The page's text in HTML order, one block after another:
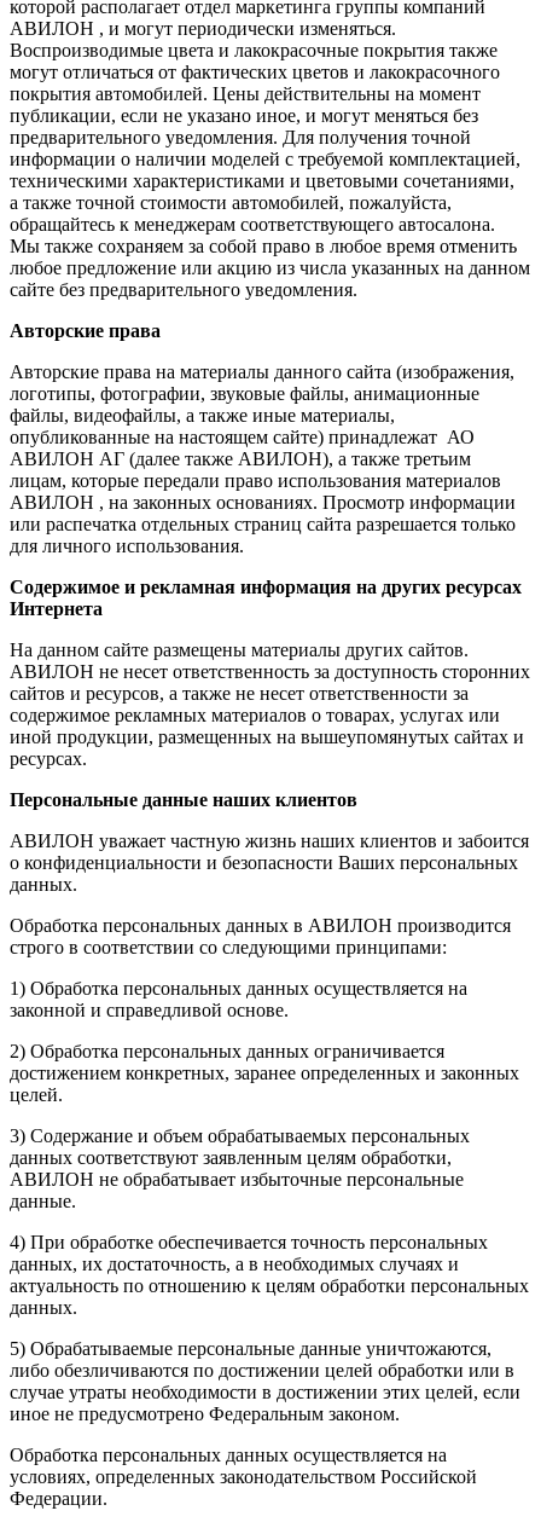
которой располагает отдел маркетинга группы компаний
АВИЛОН , и могут периодически изменяться.
Воспроизводимые цвета и лакокрасочные покрытия также
могут отличаться от фактических цветов и лакокрасочного
покрытия автомобилей. Цены действительны на момент
публикации, если не указано иное, и могут меняться без
предварительного уведомления. Для получения точной
информации о наличии моделей с требуемой комплектацией,
техническими характеристиками и цветовыми сочетаниями,
а также точной стоимости автомобилей, пожалуйста,
обращайтесь к менеджерам соответствующего автосалона.
Мы также сохраняем за собой право в любое время отменить
любое предложение или акцию из числа указанных на данном
сайте без предварительного уведомления.
Авторские права
Авторские права на материалы данного сайта (изображения,
логотипы, фотографии, звуковые файлы, анимационные
файлы, видеофайлы, а также иные материалы,
опубликованные на настоящем сайте) принадлежат АО
АВИЛОН АГ (далее также АВИЛОН), а также третьим
лицам, которые передали право использования материалов
АВИЛОН , на законных основаниях. Просмотр информации
или распечатка отдельных страниц сайта разрешается только
для личного использования.
Содержимое и рекламная информация на других ресурсах
Интернета
На данном сайте размещены материалы других сайтов.
АВИЛОН не несет ответственность за доступность сторонних
сайтов и ресурсов, а также не несет ответственности за
содержимое рекламных материалов о товарах, услугах или
иной продукции, размещенных на вышеупомянутых сайтах и
ресурсах.
Персональные данные наших клиентов
АВИЛОН уважает частную жизнь наших клиентов и забоится
о конфиденциальности и безопасности Ваших персональных
данных.
Обработка персональных данных в АВИЛОН производится
строго в соответствии со следующими принципами:
1) Обработка персональных данных осуществляется на
законной и справедливой основе.
2) Обработка персональных данных ограничивается
достижением конкретных, заранее определенных и законных
целей.
3) Содержание и объем обрабатываемых персональных
данных соответствуют заявленным целям обработки,
АВИЛОН не обрабатывает избыточные персональные
данные.
4) При обработке обеспечивается точность персональных
данных, их достаточность, а в необходимых случаях и
актуальность по отношению к целям обработки персональных
данных.
5) Обрабатываемые персональные данные уничтожаются,
либо обезличиваются по достижении целей обработки или в
случае утраты необходимости в достижении этих целей, если
иное не предусмотрено Федеральным законом.
Обработка персональных данных осуществляется на
условиях, определенных законодательством Российской
Федерации.